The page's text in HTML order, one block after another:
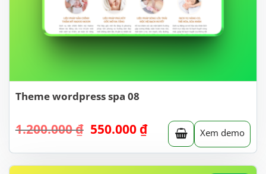
Theme wordpress spa 08
1.200.000₫ Giá
là:
1.200.000 ₫.
550.000 ₫Giá
hiện
tại
là:
Xem demo